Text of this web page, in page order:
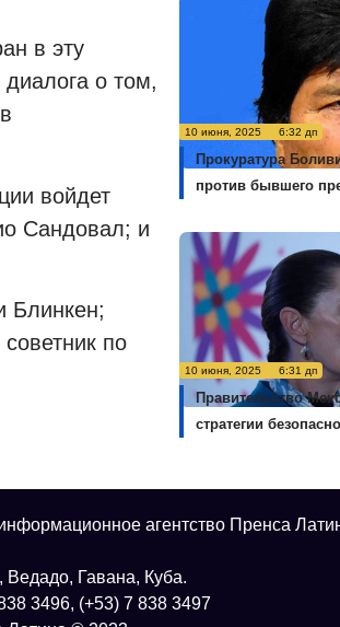
в эту
о том,
войдет
Сандовал; и
Блинкен;
по
10 июня, 2025 6:32 дп
Прокуратура
против бывшего
10 июня, 2025 6:31 дп
Правительство
стратегии
агентство Пренса
Гавана, Куба.
3496, (+53) 7 838 3497